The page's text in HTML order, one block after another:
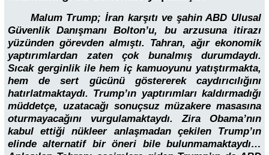
Malum Trump; İran karşıtı ve şahin ABD Ulusal
Güvenlik Danışmanı Bolton’u, bu arzusuna itirazı
yüzünden görevden almıştı. Tahran, ağır ekonomik
yaptırımlardan zaten çok bunalmış durumdaydı.
Sıcak gerginlik ile hem iç kamuoyunu yatıştırmakta,
hem de sert gücünü göstererek caydırıcılığını
hatırlatmaktaydı. Trump’ın yaptırımları kaldırmadığı
müddetçe, uzatacağı sonuçsuz müzakere masasına
oturmayacağını vurgulamaktaydı. Zira Obama’nın
kabul ettiği nükleer anlaşmadan çekilen Trump’ın
elinde alternatif bir öneri bile bulunmamaktaydı…